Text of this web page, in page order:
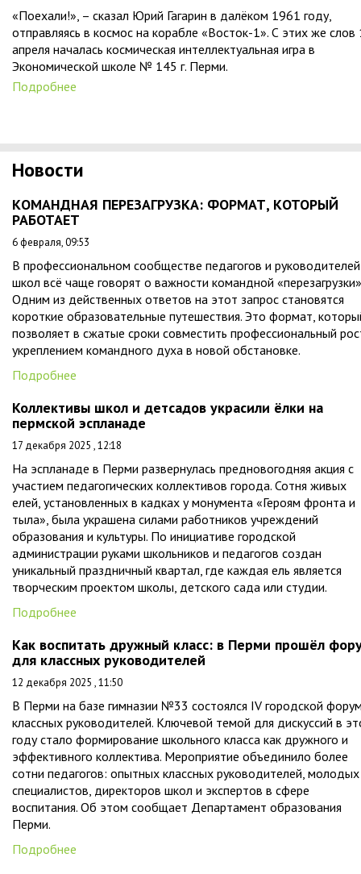
«Поехали!», – сказал Юрий Гагарин в далёком 1961 году,
отправляясь в космос на корабле «Восток-1». С этих же слов
апреля началась космическая интеллектуальная игра в
Экономической школе № 145 г. Перми.
Подробнее
Новости
КОМАНДНАЯ ПЕРЕЗАГРУЗКА: ФОРМАТ, КОТОРЫЙ
РАБОТАЕТ
6 февраля, 09:53
В профессиональном сообществе педагогов и руководителей
школ всё чаще говорят о важности командной
Одним из действенных ответов на этот запрос становятся
короткие образовательные путешествия. Это формат,
позволяет в сжатые сроки совместить профессиональный
укреплением командного духа в новой обстановке.
Подробнее
Коллективы школ и детсадов украсили ёлки на
пермской эспланаде
17 декабря 2025 , 12:18
На эспланаде в Перми развернулась предновогодняя акция с
участием педагогических коллективов города. Сотня живых
елей, установленных в кадках у монумента «Героям фронта и
тыла», была украшена силами работников учреждений
образования и культуры. По инициативе городской
администрации руками школьников и педагогов создан
уникальный праздничный квартал, где каждая ель является
творческим проектом школы, детского сада или студии.
Подробнее
Как воспитать дружный класс: в Перми прошёл
для классных руководителей
12 декабря 2025 , 11:50
В Перми на базе гимназии №33 состоялся IV городской
классных руководителей. Ключевой темой для дискуссий в
году стало формирование школьного класса как дружного и
эффективного коллектива. Мероприятие объединило более
сотни педагогов: опытных классных руководителей, молодых
специалистов, директоров школ и экспертов в сфере
воспитания. Об этом сообщает Департамент образования
Перми.
Подробнее